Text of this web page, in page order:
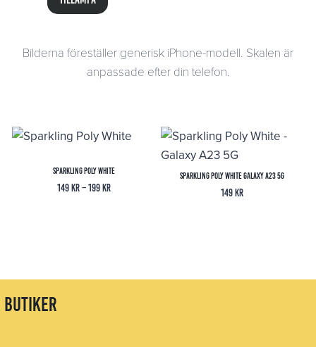
Bilderna föreställer generisk iPhone-modell. Skalen är
anpassade efter din telefon.
Sparkling Poly White
149 kr – 199 krPrisintervall:
Sparkling Poly White Galaxy A23 5G
149 kr
butiker